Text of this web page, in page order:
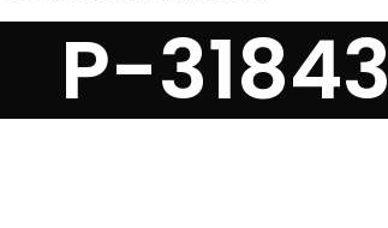
P-31843